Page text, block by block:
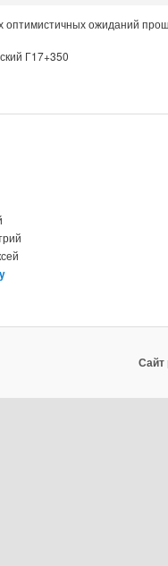
оптимистичных ожиданий
Г17+350
Сайт